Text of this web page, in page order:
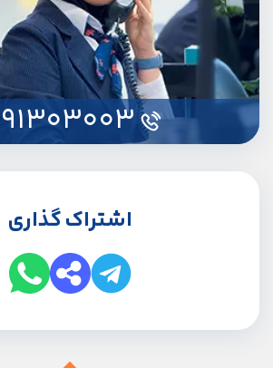
91303003
اشتراک گذاری